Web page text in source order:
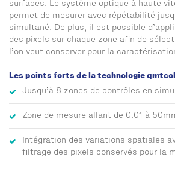
surfaces. Le système optique à haute
permet de mesurer avec répétabilité
simultané. De plus, il est possible
des pixels sur chaque zone afin de
l’on veut conserver pour la
Les points forts de la technologie
Jusqu’à 8 zones de contrôles en
Zone de mesure allant de 0.01 à
Intégration des variations spatiales
filtrage des pixels conservés pour la